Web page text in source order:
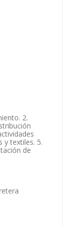
2.
y textiles. 5.
de
empresas.
empresa.